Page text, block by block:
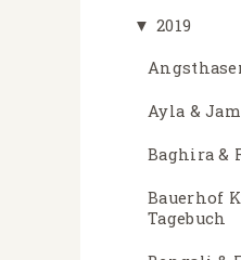
▼ 2019
Ayla &
Baghira &
Bauerhof
Tagebuch